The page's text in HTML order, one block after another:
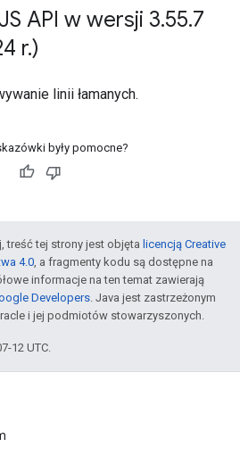
API w wersji 3.55.7
r.)
linii łamanych.
były pomocne?
treść tej strony jest objęta licencją Creative
4.0, a fragmenty kodu są dostępne na
informacje na ten temat zawierają
Developers. Java jest zastrzeżonym
i jej podmiotów stowarzyszonych.
12 UTC.